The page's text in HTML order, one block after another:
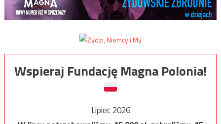
Wspieraj Fundację Magna Polonia!
Lipiec 2026